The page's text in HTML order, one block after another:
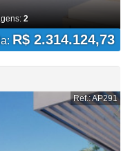
2
R$ 2.314.124,73
Ref.: AP291